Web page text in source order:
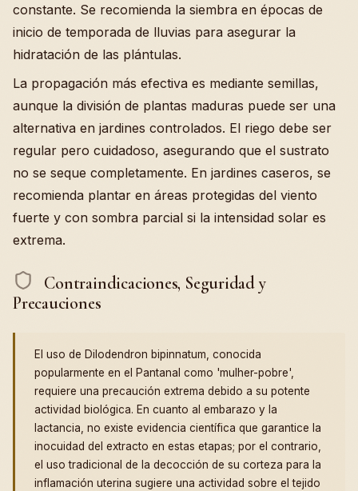
constante. Se recomienda la siembra en épocas de
inicio de temporada de lluvias para asegurar la
hidratación de las plántulas.
La propagación más efectiva es mediante semillas,
aunque la división de plantas maduras puede ser una
alternativa en jardines controlados. El riego debe ser
regular pero cuidadoso, asegurando que el sustrato
no se seque completamente. En jardines caseros, se
recomienda plantar en áreas protegidas del viento
fuerte y con sombra parcial si la intensidad solar es
extrema.
Contraindicaciones, Seguridad y
Precauciones
El uso de Dilodendron bipinnatum, conocida
popularmente en el Pantanal como 'mulher-pobre',
requiere una precaución extrema debido a su potente
actividad biológica. En cuanto al embarazo y la
lactancia, no existe evidencia científica que garantice la
inocuidad del extracto en estas etapas; por el contrario,
el uso tradicional de la decocción de su corteza para la
inflamación uterina sugiere una actividad sobre el tejido